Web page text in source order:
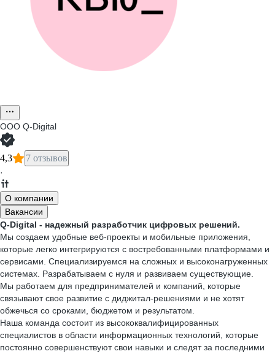
ООО Q-Digital
4,3 7 отзывов
·
О компании
Вакансии
Q-Digital - надежный разработчик цифровых решений.
Мы создаем удобные веб-проекты и мобильные приложения,
которые легко интегрируются с востребованными платформами и
сервисами. Специализируемся на сложных и высоконагруженных
системах. Разрабатываем с нуля и развиваем существующие.
Мы работаем для предпринимателей и компаний, которые
связывают свое развитие с диджитал-решениями и не хотят
обжечься со сроками, бюджетом и результатом.
Наша команда состоит из высококвалифицированных
специалистов в области информационных технологий, которые
постоянно совершенствуют свои навыки и следят за последними